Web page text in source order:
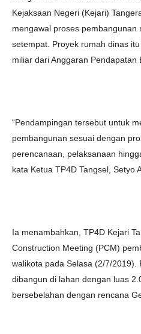
Kejaksaan Negeri (Kejari)
mengawal proses pembangunan
setempat. Proyek rumah dinas
miliar dari Anggaran Pendapatan
“Pendampingan tersebut untuk
pembangunan sesuai dengan
perencanaan, pelaksanaan
kata Ketua TP4D Tangsel, Setyo
Ia menambahkan, TP4D Kejari
Construction Meeting (PCM)
walikota pada Selasa (2/7/
dibangun di lahan dengan luas
bersebelahan dengan rencana